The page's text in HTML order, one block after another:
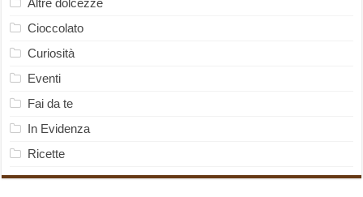
Cioccolato
Curiosità
Eventi
Fai da te
In Evidenza
Ricette